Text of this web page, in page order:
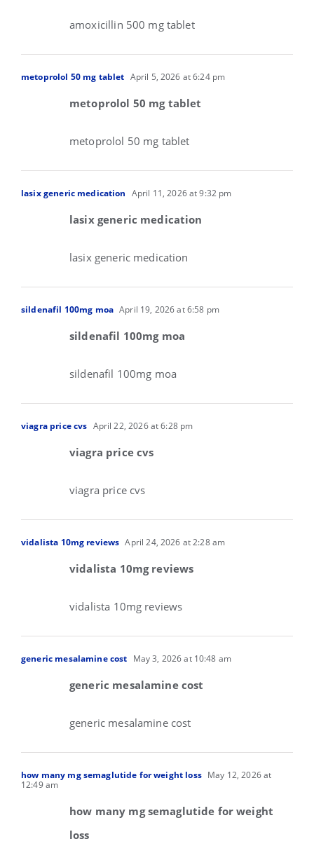
amoxicillin 500 mg tablet
metoprolol 50 mg tablet April 5, 2026 at 6:24 pm
metoprolol 50 mg tablet
metoprolol 50 mg tablet
lasix generic medication April 11, 2026 at 9:32 pm
lasix generic medication
lasix generic medication
sildenafil 100mg moa April 19, 2026 at 6:58 pm
sildenafil 100mg moa
sildenafil 100mg moa
viagra price cvs April 22, 2026 at 6:28 pm
viagra price cvs
viagra price cvs
vidalista 10mg reviews April 24, 2026 at 2:28 am
vidalista 10mg reviews
vidalista 10mg reviews
generic mesalamine cost May 3, 2026 at 10:48 am
generic mesalamine cost
generic mesalamine cost
how many mg semaglutide for weight loss May 12, 2026 at
12:49 am
how many mg semaglutide for weight
loss